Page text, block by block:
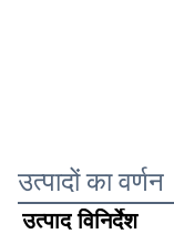
उत्पादों का वर्णन
उत्पाद विनिर्देश